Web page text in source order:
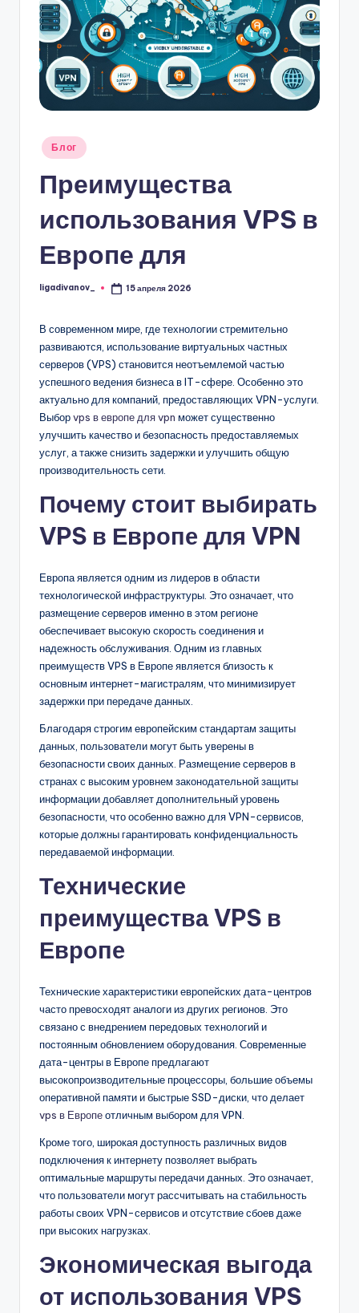
b
Опубликовано
Блог
Преимущества
использования VPS в
Европе для
Запись
ligadivanov_ 15 апреля 2026
В современном мире, где технологии стремительно
развиваются, использование виртуальных частных
серверов (VPS) становится неотъемлемой частью
успешного ведения бизнеса в IT-сфере. Особенно это
актуально для компаний, предоставляющих VPN-услуги.
Выборvps в европе для vpn может существенно
улучшить качество и безопасность предоставляемых
услуг, а также снизить задержки и улучшить общую
производительность сети.
Почему стоит выбирать
VPS в Европе для VPN
Европа является одним из лидеров в области
технологической инфраструктуры. Это означает, что
размещение серверов именно в этом регионе
обеспечивает высокую скорость соединения и
надежность обслуживания. Одним из главных
преимуществ VPS в Европе является близость к
основным интернет-магистралям, что минимизирует
задержки при передаче данных.
Благодаря строгим европейским стандартам защиты
данных, пользователи могут быть уверены в
безопасности своих данных. Размещение серверов в
странах с высоким уровнем законодательной защиты
информации добавляет дополнительный уровень
безопасности, что особенно важно для VPN-сервисов,
которые должны гарантировать конфиденциальность
передаваемой информации.
Технические
преимущества VPS в
Европе
Технические характеристики европейских дата-центров
часто превосходят аналоги из других регионов. Это
связано с внедрением передовых технологий и
постоянным обновлением оборудования. Современные
дата-центры в Европе предлагают
высокопроизводительные процессоры, большие объемы
оперативной памяти и быстрые SSD-диски, что делает
vps в Европеотличным выбором для VPN.
Кроме того, широкая доступность различных видов
подключения к интернету позволяет выбрать
оптимальные маршруты передачи данных. Это означает,
что пользователи могут рассчитывать на стабильность
работы своих VPN-сервисов и отсутствие сбоев даже
при высоких нагрузках.
Экономическая выгода
от использования VPS